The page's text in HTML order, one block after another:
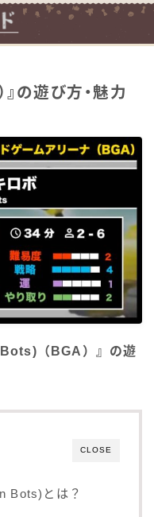
』の遊び方・魅力
（BGA）』の遊
CLOSE
Bots)とは？